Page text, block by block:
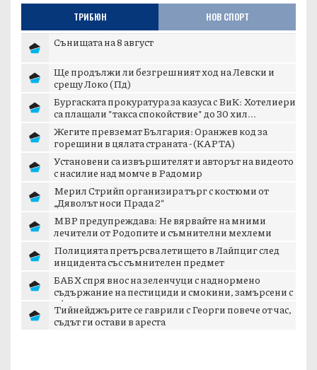
ТРИБЮН НОВ СПОРТ
Сънищата на 8 август
Ще продължи ли безгрешният ход на Левски и
срещу Локо (Пд)
Бургаската прокуратура за казуса с ВиК: Хотелиери
са плащали "такса спокойствие" до 30 хил...
Жегите превземат България: Оранжев код за
горещини в цялата страната - (КАРТА)
Установени са извършителят и авторът на видеото
с насилие над момче в Радомир
Мерил Стрийп организира търг с костюми от
„Дяволът носи Прада 2“
МВР предупреждава: Не вярвайте на мними
лечители от Родопите и съмнителни мехлеми
Полицията претърсва летището в Лайпциг след
инцидента със съмнителен предмет
БАБХ спря внос на зеленчуци с наднормено
съдържание на пестициди и смокини, замърсени с
аф...
Тийнейджърите се гаврили с Георги повече от час,
съдът ги остави в ареста